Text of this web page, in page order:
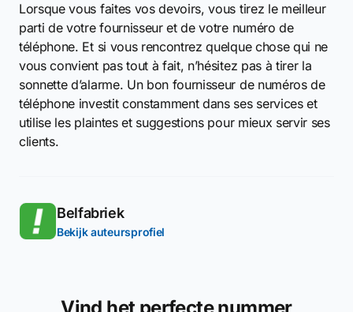
Lorsque vous faites vos devoirs, vous tirez le meilleur
parti de votre fournisseur et de votre numéro de
téléphone. Et si vous rencontrez quelque chose qui ne
vous convient pas tout à fait, n’hésitez pas à tirer la
sonnette d’alarme. Un bon fournisseur de numéros de
téléphone investit constamment dans ses services et
utilise les plaintes et suggestions pour mieux servir ses
clients.
Belfabriek
Bekijk auteursprofiel